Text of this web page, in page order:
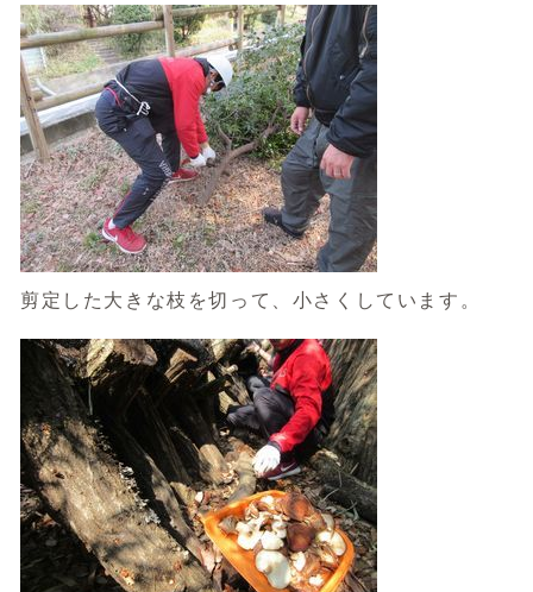
剪定した大きな枝を切って、小さくしています。